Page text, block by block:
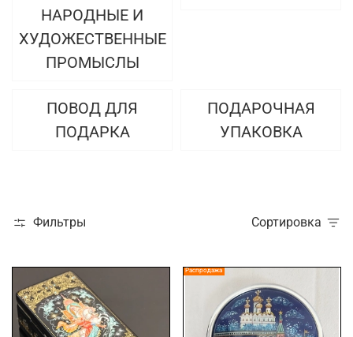
НАРОДНЫЕ И
ХУДОЖЕСТВЕННЫЕ
ПРОМЫСЛЫ
ПОВОД ДЛЯ
ПОДАРКА
ПОДАРОЧНАЯ
УПАКОВКА
Фильтры Сортировка
Распродажа